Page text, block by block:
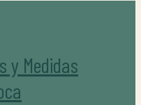
y Medidas